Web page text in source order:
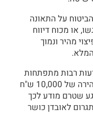
על התאונה
או מכוח דיווח
מהיר ונמוך
רבות מתפתחות
ומחמירות עם הזמן ולכן, הצעה מהירה של 10,000 ש"ח
שטרם מודע לכך
לאובדן כושר